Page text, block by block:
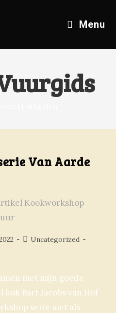
Menu
Van Aarde
Uncategorized
met mijn goede
Bart Jacobs van Hof
serie met als